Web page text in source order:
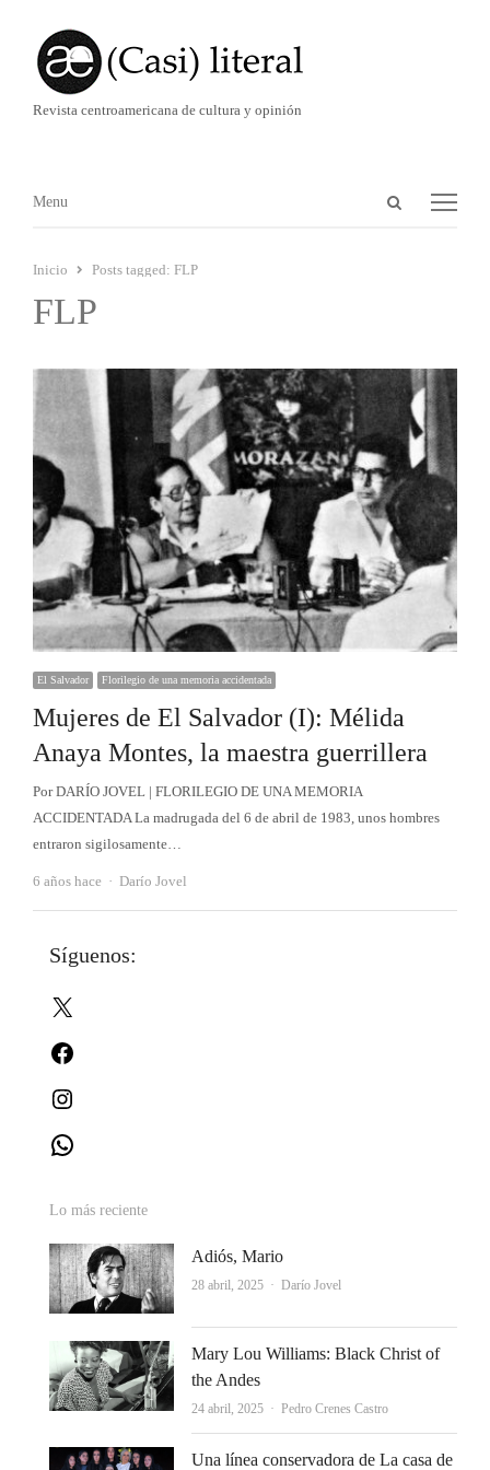
Revista centroamericana de cultura y opinión
Abrir
Menú
Menu
Inicio Posts tagged: FLP
FLP
El Salvador Florilegio de una memoria accidentada
Mujeres de El Salvador (I): Mélida
Anaya Montes, la maestra guerrillera
Por DARÍO JOVEL | FLORILEGIO DE UNA MEMORIA
ACCIDENTADA La madrugada del 6 de abril de 1983, unos hombres
entraron sigilosamente…
6 años hace Autor
Darío Jovel
Síguenos:
Lo más reciente
Adiós, Mario
28 abril, 2025 Autor
Darío Jovel
Mary Lou Williams: Black Christ of
the Andes
24 abril, 2025 Autor
Pedro Crenes Castro
Una línea conservadora de La casa de